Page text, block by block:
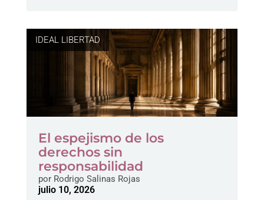
IDEAL LIBERTAD
El espejismo de los
derechos sin
responsabilidad
porRodrigo Salinas Rojas
julio 10, 2026